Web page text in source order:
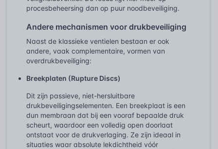
procesbeheersing dan op puur noodbeveiliging.
Andere mechanismen voor drukbeveiliging
Naast de klassieke ventielen bestaan er ook
andere, vaak complementaire, vormen van
overdrukbeveiliging:
Breekplaten (Rupture Discs)
Dit zijn passieve, niet-hersluitbare
drukbeveiligingselementen. Een breekplaat is een
dun membraan dat bij een vooraf bepaalde druk
scheurt, waardoor een volledig open doorlaat
ontstaat voor de drukverlaging. Ze zijn ideaal in
situaties waar absolute lekdichtheid vóór